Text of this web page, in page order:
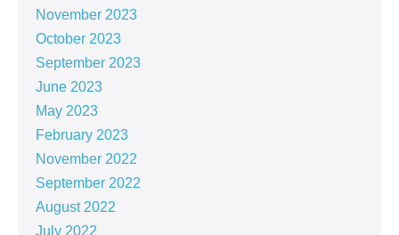
November 2023
October 2023
September 2023
June 2023
May 2023
February 2023
November 2022
September 2022
August 2022
July 2022